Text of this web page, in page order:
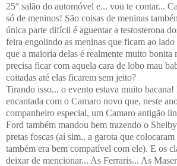
25° salão do automóvel e... vou te contar...
só de meninos! São coisas de meninas
única parte difícil é aguentar a testosterona
feira engolindo as meninas que ficam ao
que a maioria delas é realmente muito bonita
precisa ficar com aquela cara de lobo mau
coitadas até elas ficarem sem jeito?
Tirando isso... o evento estava muito
encantada com o Camaro novo que, neste
companheiro especial, um Camaro antigão
Ford também mandou bem trazendo o
pretas foscas (aí sim.. a garota que
também era bem compatível com ele). E os
deixar de mencionar... As Ferraris... As